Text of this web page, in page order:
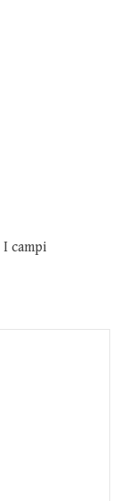
I campi